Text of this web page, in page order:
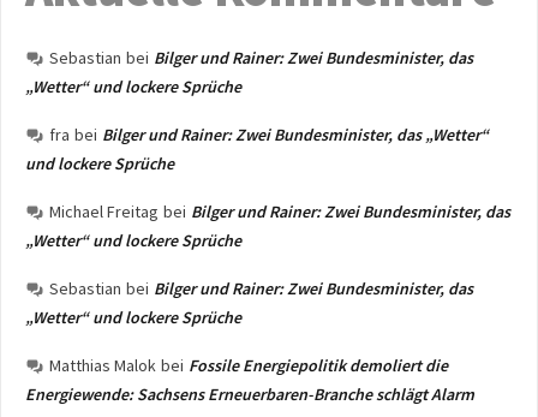
Sebastian bei Bilger und Rainer: Zwei Bundesminister, das
„Wetter“ und lockere Sprüche
fra bei Bilger und Rainer: Zwei Bundesminister, das „Wetter“
und lockere Sprüche
Michael Freitag bei Bilger und Rainer: Zwei Bundesminister, das
„Wetter“ und lockere Sprüche
Sebastian bei Bilger und Rainer: Zwei Bundesminister, das
„Wetter“ und lockere Sprüche
Matthias Malok bei Fossile Energiepolitik demoliert die
Energiewende: Sachsens Erneuerbaren-Branche schlägt Alarm